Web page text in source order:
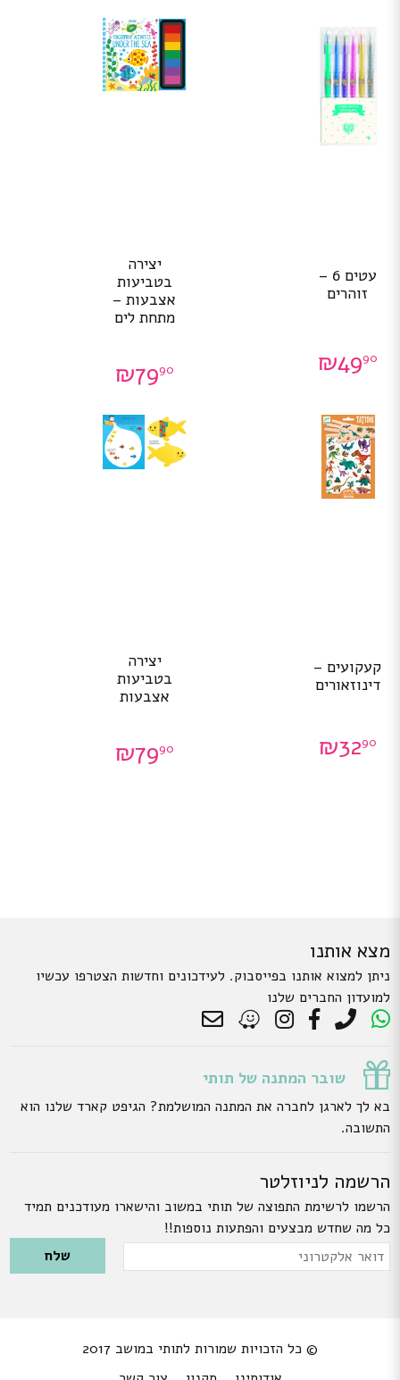
עטים 6 –
זוהרים
₪4990
יצירה
בטביעות
אצבעות –
מתחת לים
₪7990
קעקועים –
דינוזאורים
₪3290
יצירה
בטביעות
אצבעות
₪7990
מצא אותנו
ניתן למצוא אותנו בפייסבוק. לעידכונים וחדשות הצטרפו עכשיו
למועדון החברים שלנו
שובר המתנה של תותי
בא לך לארגן לחברה את המתנה המושלמת? הגיפט קארד שלנו הוא
התשובה.
הרשמה לניוזלטר
הרשמו לרשימת התפוצה של תותי במשוב והישארו מעודכנים תמיד
כל מה שחדש מבצעים והפתעות נוספות!!
Please leave this field empty.
דואר
© כל הזכויות שמורות לתותי במושב 2017